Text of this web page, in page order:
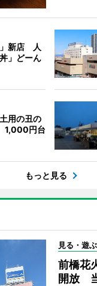
」新店 人
」どーん
用の丑の
1,000円台
もっと見る
見る・遊ぶ
前橋花
開放